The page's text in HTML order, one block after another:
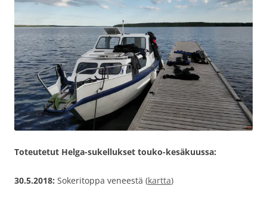
Toteutetut Helga-sukellukset touko-kesäkuussa:
30.5.2018: Sokeritoppa veneestä (kartta)